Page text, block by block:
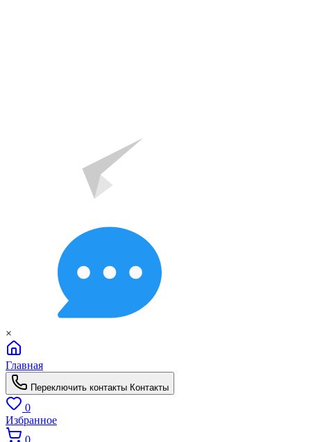
×
Главная
Переключить контакты Контакты
0
Избранное
0